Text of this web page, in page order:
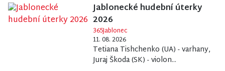
Jablonecké hudební úterky
2026
365Jablonec
11. 08. 2026
Tetiana Tishchenko (UA) - varhany,
Juraj Škoda (SK) - violon...